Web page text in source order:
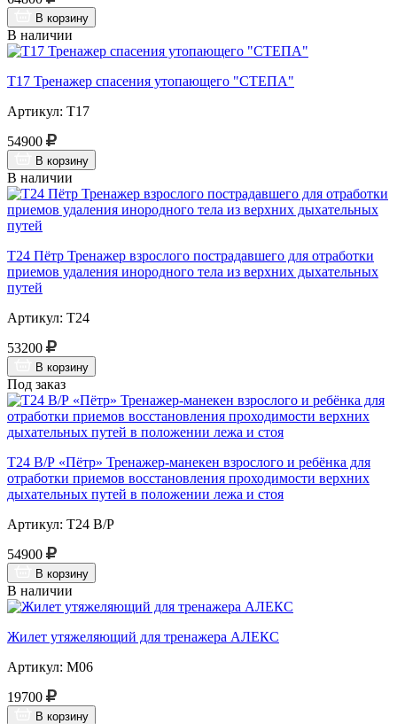
В корзину
В наличии
Т17 Тренажер спасения утопающего "СТЕПА"
Артикул: Т17
54900
В корзину
В наличии
Т24 Пётр Тренажер взрослого пострадавшего для отработки
приемов удаления инородного тела из верхних дыхательных
путей
Артикул: Т24
53200
В корзину
Под заказ
Т24 В/Р «Пётр» Тренажер-манекен взрослого и ребёнка для
отработки приемов восстановления проходимости верхних
дыхательных путей в положении лежа и стоя
Артикул: Т24 В/Р
54900
В корзину
В наличии
Жилет утяжеляющий для тренажера АЛЕКС
Артикул: М06
19700
В корзину